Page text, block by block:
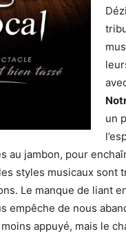
un
au jambon, pour
styles musicaux
Le manque de liant
empêche de nous
appuyé, mais le